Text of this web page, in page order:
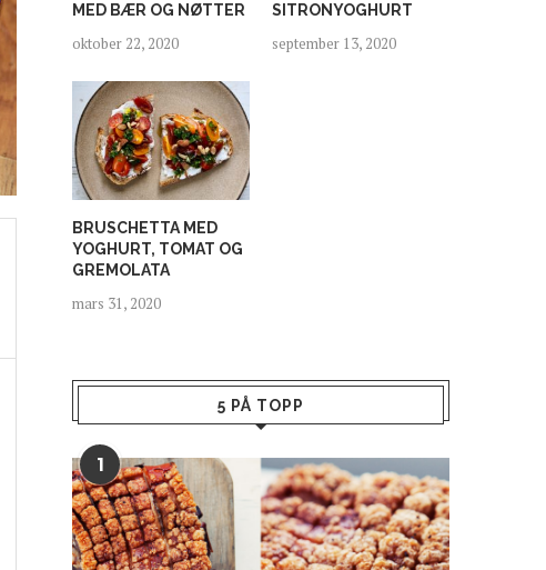
MED BÆR OG NØTTER
oktober 22, 2020
SITRONYOGHURT
september 13, 2020
BRUSCHETTA MED
YOGHURT, TOMAT OG
GREMOLATA
mars 31, 2020
5 PÅ TOPP
1